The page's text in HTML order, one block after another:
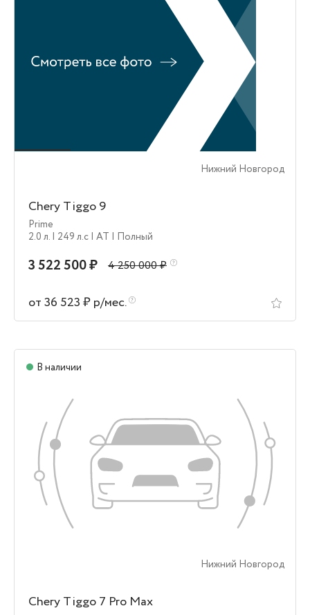
Нижний Новгород
Chery Tiggo 9
Prime
2.0 л. | 249 л.c | AT | Полный
3 522 500 ₽ 4 250 000 ₽
от 36 523 ₽ р/мес.
В наличии
Нижний Новгород
Chery Tiggo 7 Pro Max